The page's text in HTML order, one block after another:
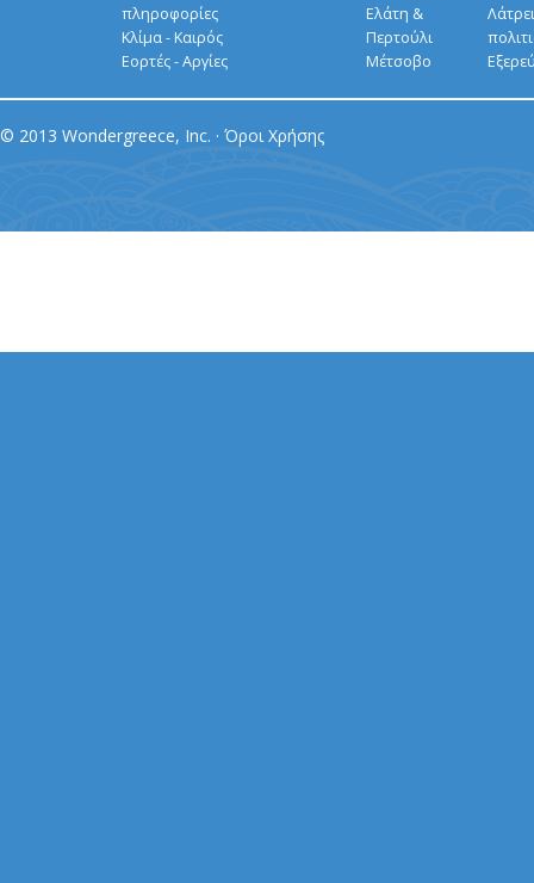
πληροφορίες
Κλίμα - Καιρός
Εορτές - Αργίες
Ελάτη &
Περτούλι
Μέτσοβο
© 2013 Wondergreece, Inc. · Όροι Χρήσης